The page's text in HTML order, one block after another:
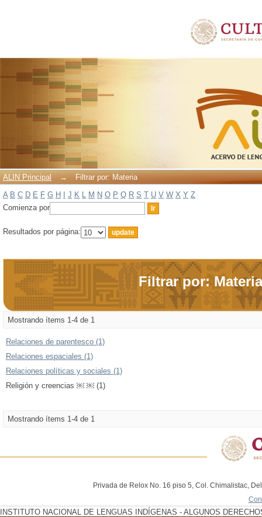
ALIN Principal →
Filtrar por: Materia
A B C D E F G H J K L M N O P Q R S T U V W X Y Z
Comienza por
Resultados por página:
Filtrar por: Materia
Mostrando ítems 1-4 de 1
Relaciones de parentesco (1)
Relaciones espaciales (1)
Relaciones políticas y sociales (1)
Religión y creencias ￼ ￼ (1)
Mostrando ítems 1-4 de 1
Privada de Relox No. 16 piso 5, Col. Chimalistac,
INSTITUTO NACIONAL DE LENGUAS INDÍGENAS - ALGUNOS